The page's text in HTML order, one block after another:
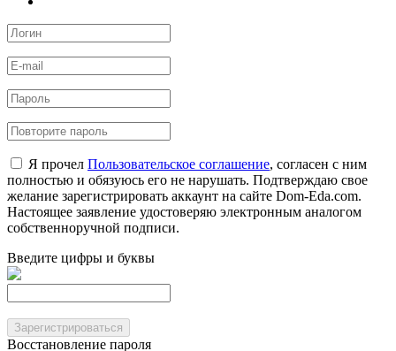
Я прочел Пользовательское соглашение, согласен с ним
полностью и обязуюсь его не нарушать. Подтверждаю свое
желание зарегистрировать аккаунт на сайте Dom-Eda.com.
Настоящее заявление удостоверяю электронным аналогом
собственноручной подписи.
Введите цифры и буквы
Зарегистрироваться
Восстановление пароля